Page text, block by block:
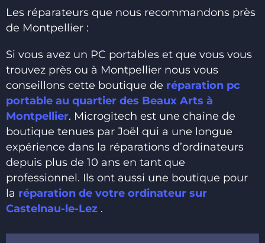
Les réparateurs que nous recommandons près
de Montpellier :
Si vous avez un PC portables et que vous vous
trouvez près ou à Montpellier nous vous
conseillons cette boutique de réparation pc
portable au quartier des Beaux Arts à
Montpellier. Microgitech est une chaine de
boutique tenues par Joël qui a une longue
expérience dans la réparations d’ordinateurs
depuis plus de 10 ans en tant que
professionnel. Ils ont aussi une boutique pour
la réparation de votre ordinateur sur
Castelnau-le-Lez .